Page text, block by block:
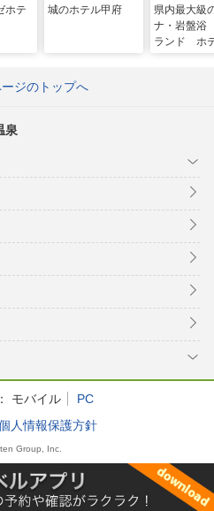
ホテ
城のホテル甲府
県内最大級
ナ・岩盤
ランド ホ
ージのトップへ
泉
モバイル
PC
人情報保護方針
Group, Inc.